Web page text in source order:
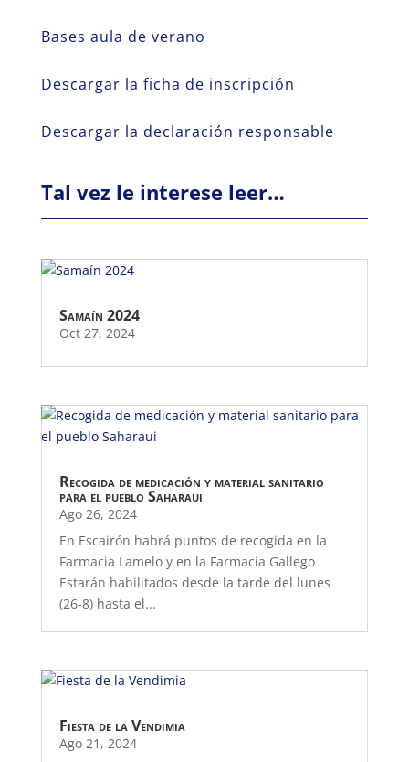
Bases aula de verano
Descargar la ficha de inscripción
Descargar la declaración responsable
Tal vez le interese leer…
Samaín 2024
Oct 27, 2024
Recogida de medicación y material sanitario
para el pueblo Saharaui
Ago 26, 2024
En Escairón habrá puntos de recogida en la
Farmacia Lamelo y en la Farmacia Gallego
Estarán habilitados desde la tarde del lunes
(26-8) hasta el...
Fiesta de la Vendimia
Ago 21, 2024